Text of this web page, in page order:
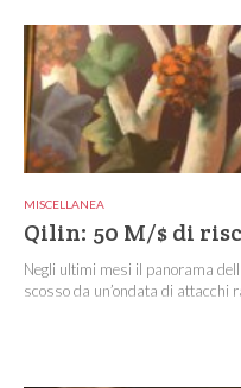
MISCELLANEA
Qilin: 50 M/$ di
Negli ultimi mesi il panorama
scosso da un’ondata di attacchi